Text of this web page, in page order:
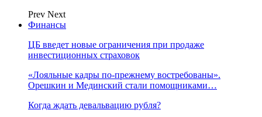
Prev Next
Финансы
ЦБ введет новые ограничения при продаже
инвестиционных страховок
«Лояльные кадры по-прежнему востребованы».
Орешкин и Мединский стали помощниками…
Когда ждать девальвацию рубля?